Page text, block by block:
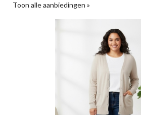
Toon alle aanbiedingen »